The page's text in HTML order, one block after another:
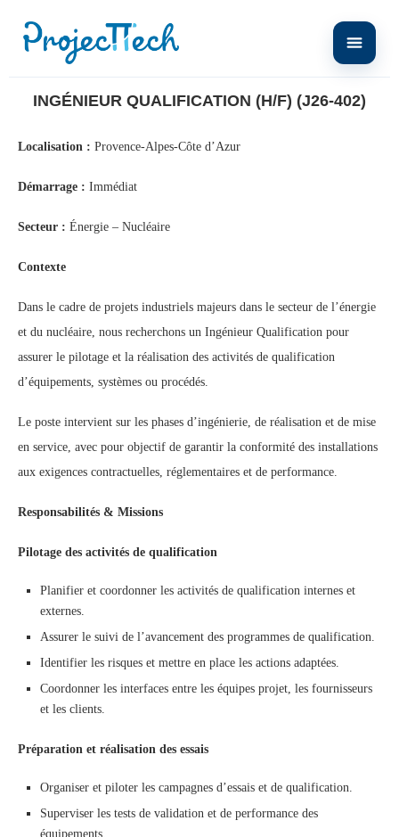
INGÉNIEUR QUALIFICATION (H/F) (J26-402)
Localisation : Provence-Alpes-Côte d’Azur
Démarrage : Immédiat
Secteur : Énergie – Nucléaire
Contexte
Dans le cadre de projets industriels majeurs dans le secteur de l’énergie
et du nucléaire, nous recherchons un Ingénieur Qualification pour
assurer le pilotage et la réalisation des activités de qualification
d’équipements, systèmes ou procédés.
Le poste intervient sur les phases d’ingénierie, de réalisation et de mise
en service, avec pour objectif de garantir la conformité des installations
aux exigences contractuelles, réglementaires et de performance.
Responsabilités & Missions
Pilotage des activités de qualification
Planifier et coordonner les activités de qualification internes et
externes.
Assurer le suivi de l’avancement des programmes de qualification.
Identifier les risques et mettre en place les actions adaptées.
Coordonner les interfaces entre les équipes projet, les fournisseurs
et les clients.
Préparation et réalisation des essais
Organiser et piloter les campagnes d’essais et de qualification.
Superviser les tests de validation et de performance des
équipements.